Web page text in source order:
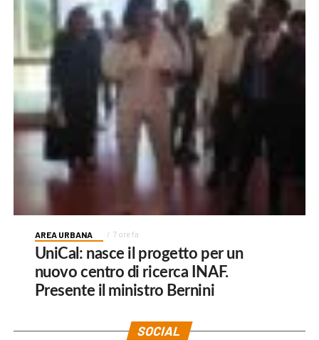
AREA URBANA 7 ore fa
UniCal: nasce il progetto per un
nuovo centro di ricerca INAF.
Presente il ministro Bernini
SOCIAL